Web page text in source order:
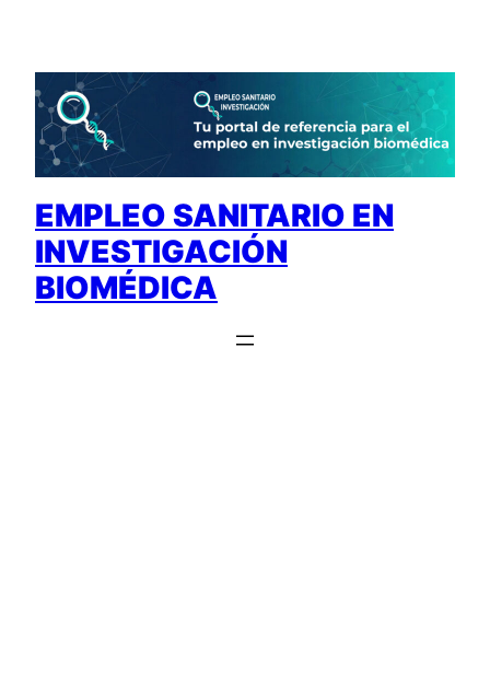
contenido
EMPLEO SANITARIO EN
INVESTIGACIÓN
BIOMÉDICA